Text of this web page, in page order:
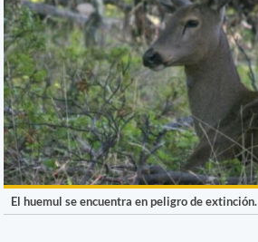
El huemul se encuentra en peligro de extinción.